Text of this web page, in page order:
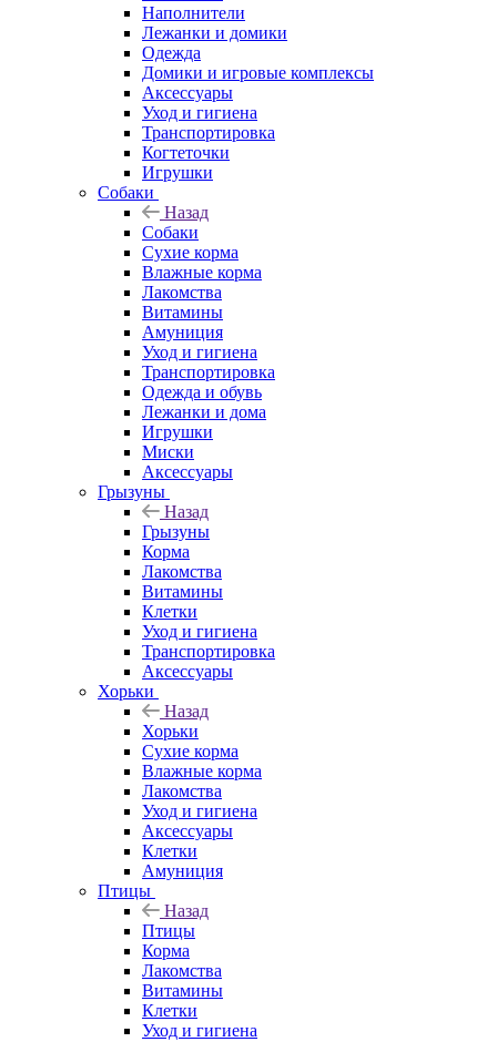
Наполнители
Лежанки и домики
Одежда
Домики и игровые комплексы
Аксессуары
Уход и гигиена
Транспортировка
Когтеточки
Игрушки
Собаки
Назад
Собаки
Сухие корма
Влажные корма
Лакомства
Витамины
Амуниция
Уход и гигиена
Транспортировка
Одежда и обувь
Лежанки и дома
Игрушки
Миски
Аксессуары
Грызуны
Назад
Грызуны
Корма
Лакомства
Витамины
Клетки
Уход и гигиена
Транспортировка
Аксессуары
Хорьки
Назад
Хорьки
Сухие корма
Влажные корма
Лакомства
Уход и гигиена
Аксессуары
Клетки
Амуниция
Птицы
Назад
Птицы
Корма
Лакомства
Витамины
Клетки
Уход и гигиена